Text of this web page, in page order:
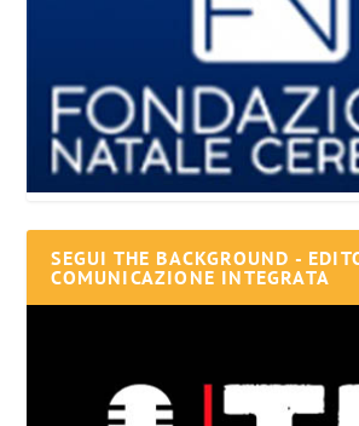
SEGUI THE BACKGROUND -
COMUNICAZIONE INTEGRATA